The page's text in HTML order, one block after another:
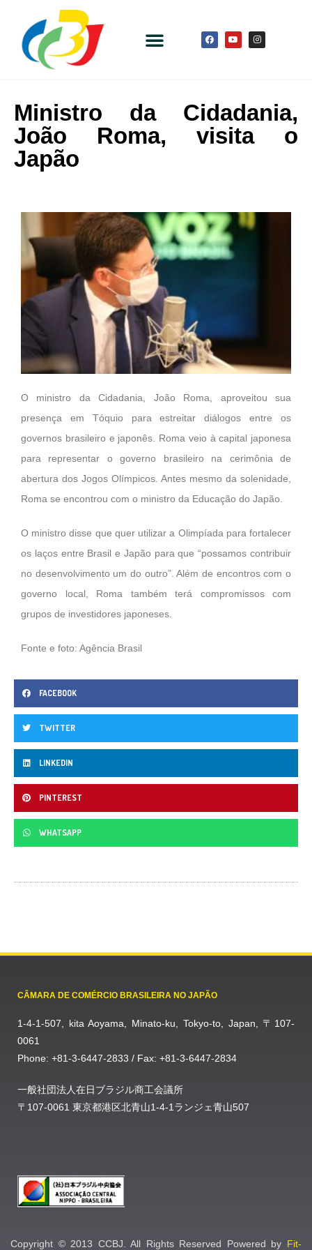
Ministro da Cidadania,
João Roma, visita o
Japão
O ministro da Cidadania, João Roma, aproveitou sua
presença em Tóquio para estreitar diálogos entre os
governos brasileiro e japonês. Roma veio à capital japonesa
para representar o governo brasileiro na cerimônia de
abertura dos Jogos Olímpicos. Antes mesmo da solenidade,
Roma se encontrou com o ministro da Educação do Japão.
O ministro disse que quer utilizar a Olimpíada para fortalecer
os laços entre Brasil e Japão para que “possamos contribuir
no desenvolvimento um do outro”. Além de encontros com o
governo local, Roma também terá compromissos com
grupos de investidores japoneses.
Fonte e foto: Agência Brasil
FACEBOOK
TWITTER
LINKEDIN
PINTEREST
WHATSAPP
CÂMARA DE COMÉRCIO BRASILEIRA NO JAPÃO
1-4-1-507, kita Aoyama, Minato-ku, Tokyo-to, Japan, 〒107-
0061
Phone: +81-3-6447-2833 / Fax: +81-3-6447-2834
一般社団法人在日ブラジル商工会議所
〒107-0061 東京都港区北青山1-4-1ランジェ青山507
Copyright © 2013 CCBJ. All Rights Reserved Powered by Fit-